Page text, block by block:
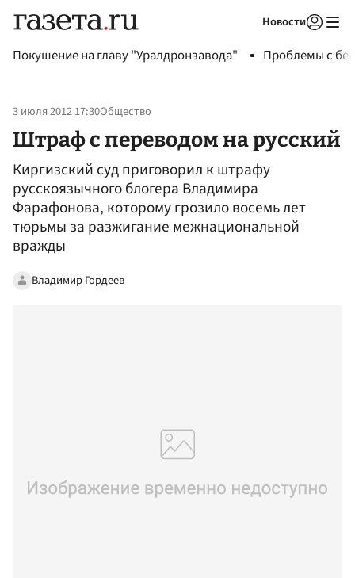
Новости
Покушение на главу "Уралдронзавода" Проблемы с
3 июля 2012 17:30Общество
Штраф с переводом на русский
Киргизский суд приговорил к штрафу
русскоязычного блогера Владимира
Фарафонова, которому грозило восемь лет
тюрьмы за разжигание межнациональной
вражды
Владимир Гордеев